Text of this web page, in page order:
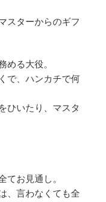
スターからのギフ
める大役。
で、ハンカチで何
ひいたり、マスタ
てお見通し。
、言わなくても全